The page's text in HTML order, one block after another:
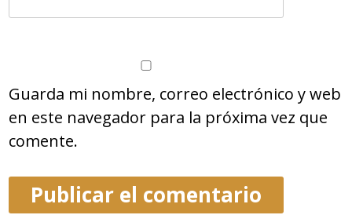
Guarda mi nombre, correo electrónico y web
en este navegador para la próxima vez que
comente.